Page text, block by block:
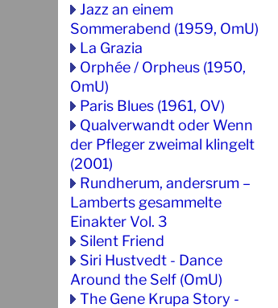
Jazz an einem
Sommerabend (1959, OmU)
La Grazia
Orphée / Orpheus (1950,
OmU)
Paris Blues (1961, OV)
Qualverwandt oder Wenn
der Pfleger zweimal klingelt
(2001)
Rundherum, andersrum –
Lamberts gesammelte
Einakter Vol. 3
Silent Friend
Siri Hustvedt - Dance
Around the Self (OmU)
The Gene Krupa Story -